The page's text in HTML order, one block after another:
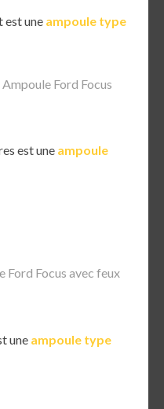
est une ampoule type
Ampoule Ford Focus
est une ampoule
Ford Focus avec feux
une ampoule type